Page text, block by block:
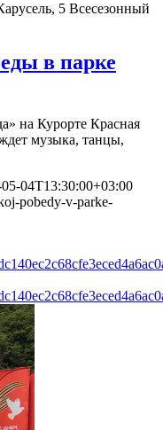
5 Всесезонный
в парке
на Курорте Красная
музыка, танцы,
04T13:30:00+03:00
pobedy-v-parke-